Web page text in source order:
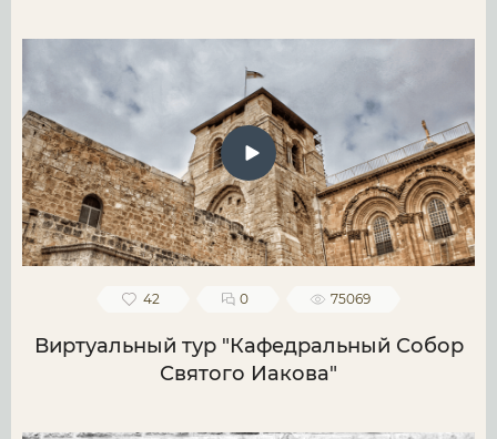
42 0 75069
Виртуальный тур "Кафедральный Собор
Святого Иакова"